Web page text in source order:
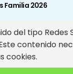
Familia 2026
del tipo Redes
contenido
cookies.